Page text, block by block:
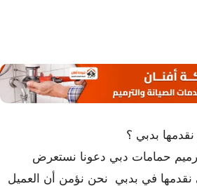
بدبي ؟
حمامات دبي دعونا نستعرض
نقدمها في بدبي نحن نؤمن أن العميل